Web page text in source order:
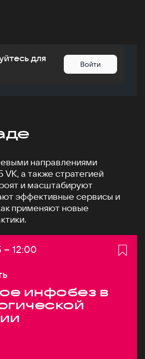
для
Войти
направлениями
а также стратегией
и масштабируют
эффективные сервисы и
применяют новые
– Конец:
12:00
инфобез в